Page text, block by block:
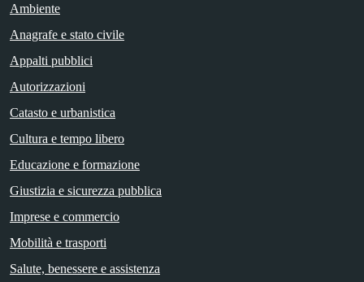
Ambiente
Anagrafe e stato civile
Appalti pubblici
Autorizzazioni
Catasto e urbanistica
Cultura e tempo libero
Educazione e formazione
Giustizia e sicurezza pubblica
Imprese e commercio
Mobilità e trasporti
Salute, benessere e assistenza